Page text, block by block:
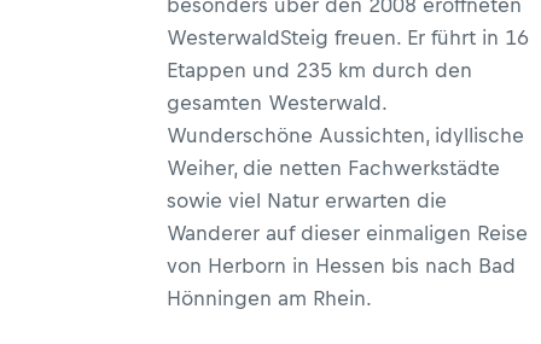
WesterwaldSteig freuen. Er führt in 16
Etappen und 235 km durch den
gesamten Westerwald.
Wunderschöne Aussichten, idyllische
Weiher, die netten Fachwerkstädte
sowie viel Natur erwarten die
Wanderer auf dieser einmaligen Reise
von Herborn in Hessen bis nach Bad
Hönningen am Rhein.